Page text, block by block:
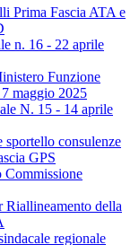
Prima Fascia ATA e
n. 16 - 22 aprile
Funzione
maggio 2025
N. 15 - 14 aprile
consulenze
GPS
Commissione
Riallineamento della
regionale